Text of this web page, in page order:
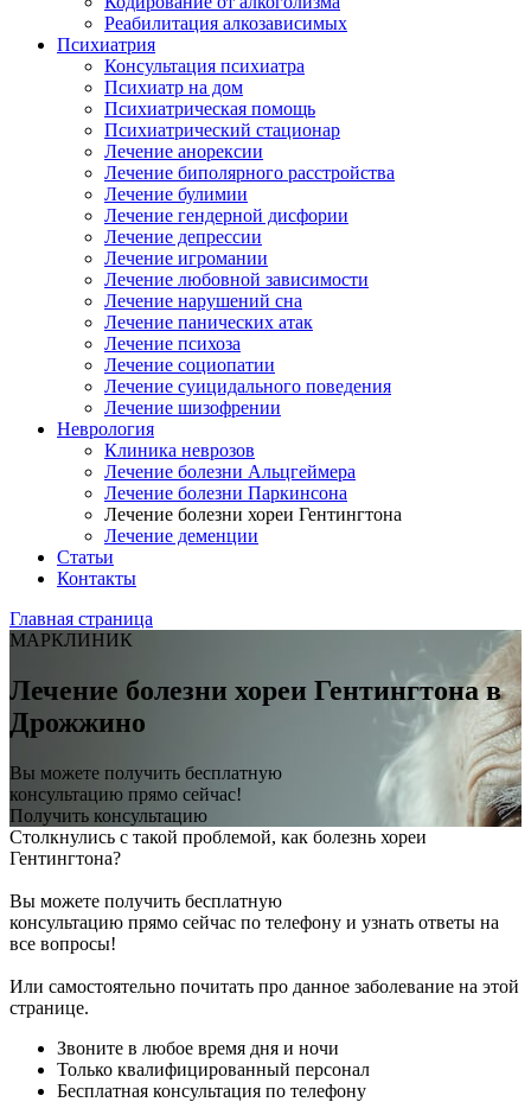
Реабилитация алкозависимых
Психиатрия
Консультация психиатра
Психиатр на дом
Психиатрическая помощь
Психиатрический стационар
Лечение анорексии
Лечение биполярного расстройства
Лечение булимии
Лечение гендерной дисфории
Лечение депрессии
Лечение игромании
Лечение любовной зависимости
Лечение нарушений сна
Лечение панических атак
Лечение психоза
Лечение социопатии
Лечение суицидального поведения
Лечение шизофрении
Неврология
Клиника неврозов
Лечение болезни Альцгеймера
Лечение болезни Паркинсона
Лечение болезни хореи Гентингтона
Лечение деменции
Статьи
Контакты
Главная страница
МАРКЛИНИК
Лечение болезни хореи Гентингтона в
Дрожжино
Вы можете получить бесплатную
консультацию прямо сейчас!
Получить консультацию
Столкнулись с такой проблемой, как болезнь хореи
Гентингтона?
Вы можете получить бесплатную
консультацию прямо сейчас по телефону и узнать ответы на
все вопросы!
Или самостоятельно почитать про данное заболевание на этой
странице.
Звоните в любое время дня и ночи
Только квалифицированный персонал
Бесплатная консультация по телефону